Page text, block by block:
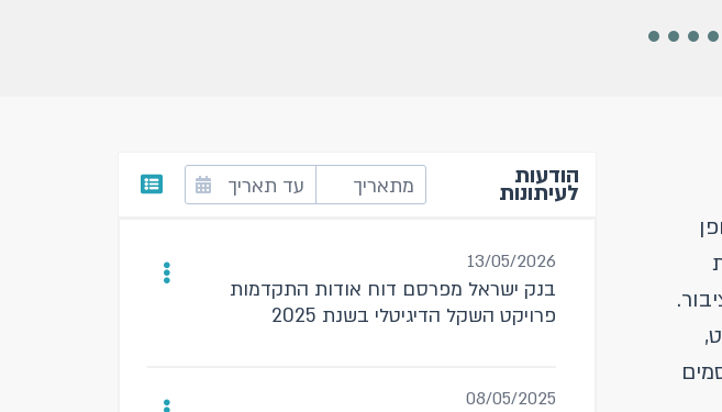
הודעות
לעיתונות
13/05/2026
בנק ישראל מפרסם דוח אודות התקדמות
פרויקט השקל הדיגיטלי בשנת 2025
08/05/2025